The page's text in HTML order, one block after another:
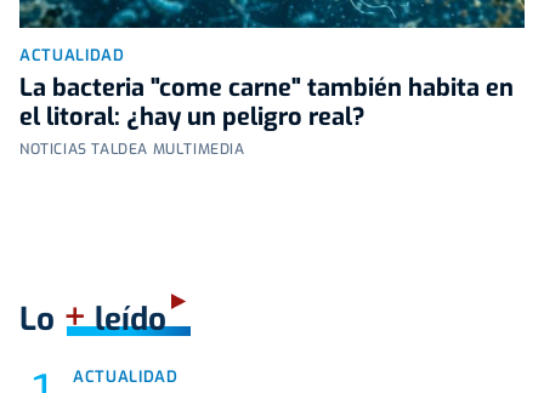
ACTUALIDAD
La bacteria "come carne" también habita en
el litoral: ¿hay un peligro real?
NOTICIAS TALDEA MULTIMEDIA
Lo +leído
ACTUALIDAD